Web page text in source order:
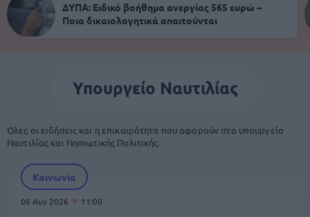
ΔΥΠΑ: Ειδικό βοήθημα ανεργίας 565 ευρώ –
Ποια δικαιολογητικά απαιτούνται
Υπουργείο Ναυτιλίας
Όλες οι ειδήσεις και η επικαιρότητα που αφορούν στο υπουργείο
Ναυτιλίας και Νησιωτικής Πολιτικής.
Κοινωνία
06 Αυγ 2026 11:00